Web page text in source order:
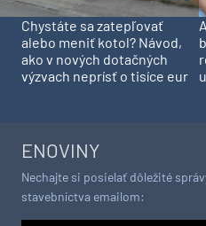
Chystáte sa zatepľovať
alebo meniť kotol? Návod,
ako v nových dotačných
výzvach neprísť o tisíce eur
ENOVINY
Nechajte si posielať dôležité
stavebníctva emailom: